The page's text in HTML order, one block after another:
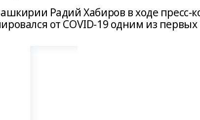
Радий Хабиров в ходе пресс-
от COVID-19 одним из первых